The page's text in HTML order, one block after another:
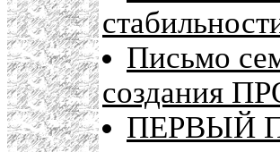
Письмо
создания
ПЕРВЫЙ